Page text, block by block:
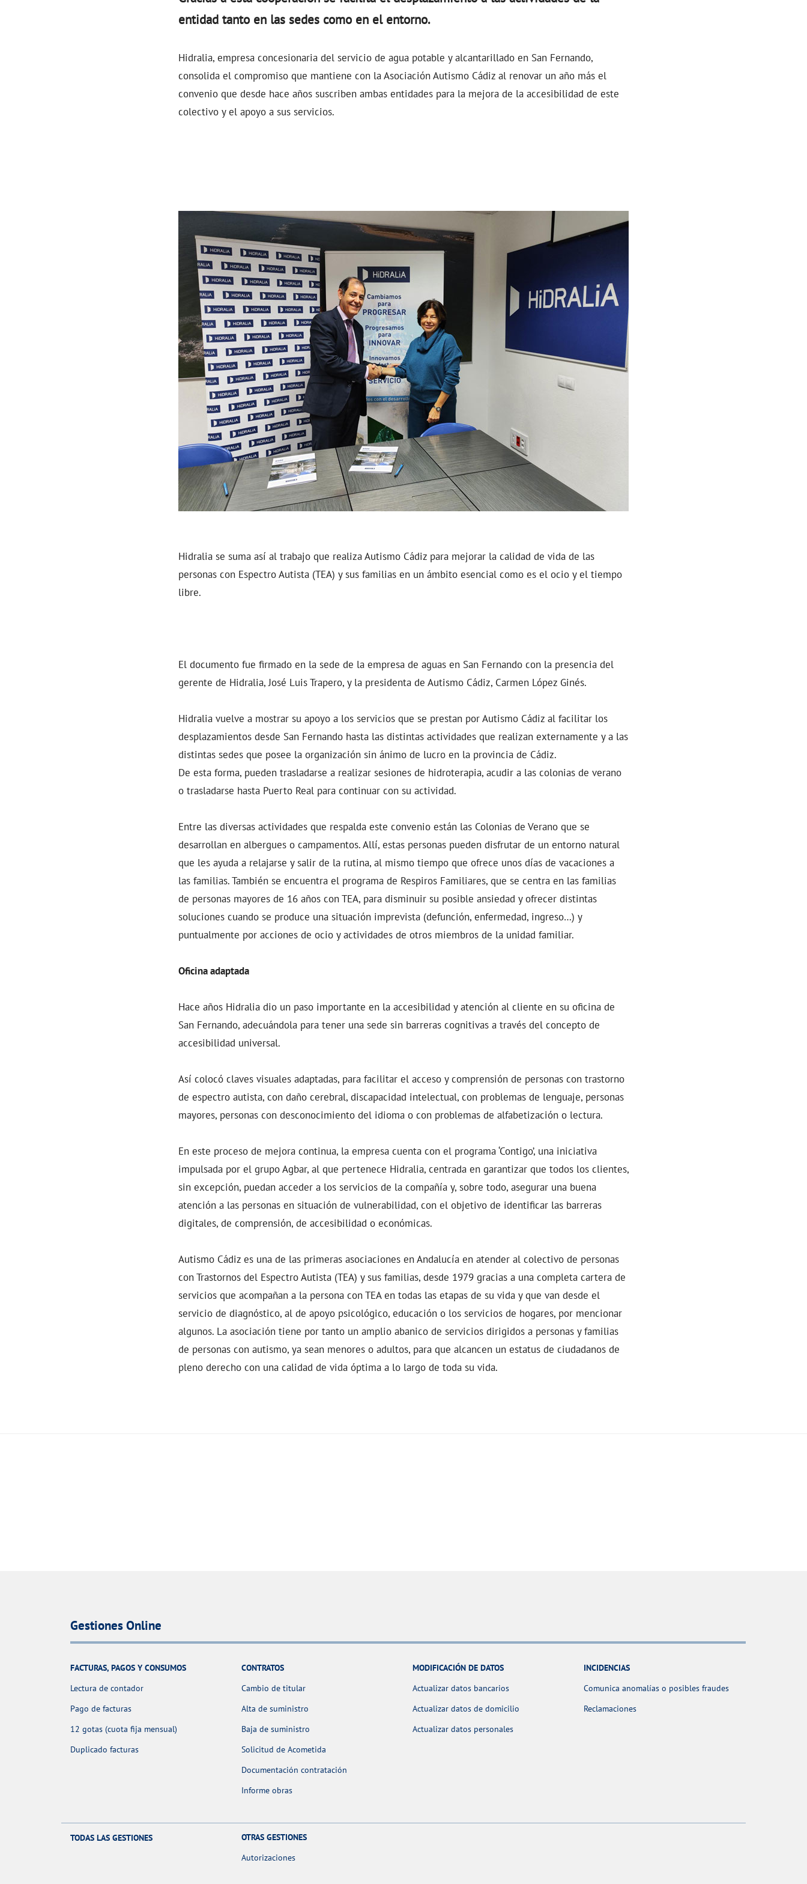
entidad tanto en las sedes como en el entorno.
Hidralia, empresa concesionaria del servicio de agua potable y alcantarillado en San Fernando,
consolida el compromiso que mantiene con la Asociación Autismo Cádiz al renovar un año más el
convenio que desde hace años suscriben ambas entidades para la mejora de la accesibilidad de este
colectivo y el apoyo a sus servicios.
Hidralia se suma así al trabajo que realiza Autismo Cádiz para mejorar la calidad de vida de las
personas con Espectro Autista (TEA) y sus familias en un ámbito esencial como es el ocio y el tiempo
libre.
El documento fue firmado en la sede de la empresa de aguas en San Fernando con la presencia del
gerente de Hidralia, José Luis Trapero, y la presidenta de Autismo Cádiz, Carmen López Ginés.
Hidralia vuelve a mostrar su apoyo a los servicios que se prestan por Autismo Cádiz al facilitar los
desplazamientos desde San Fernando hasta las distintas actividades que realizan externamente y a las
distintas sedes que posee la organización sin ánimo de lucro en la provincia de Cádiz.
De esta forma, pueden trasladarse a realizar sesiones de hidroterapia, acudir a las colonias de verano
o trasladarse hasta Puerto Real para continuar con su actividad.
Entre las diversas actividades que respalda este convenio están las Colonias de Verano que se
desarrollan en albergues o campamentos. Allí, estas personas pueden disfrutar de un entorno natural
que les ayuda a relajarse y salir de la rutina, al mismo tiempo que ofrece unos días de vacaciones a
las familias. También se encuentra el programa de Respiros Familiares, que se centra en las familias
de personas mayores de 16 años con TEA, para disminuir su posible ansiedad y ofrecer distintas
soluciones cuando se produce una situación imprevista (defunción, enfermedad, ingreso…) y
puntualmente por acciones de ocio y actividades de otros miembros de la unidad familiar.
Oficina adaptada
Hace años Hidralia dio un paso importante en la accesibilidad y atención al cliente en su oficina de
San Fernando, adecuándola para tener una sede sin barreras cognitivas a través del concepto de
accesibilidad universal.
Así colocó claves visuales adaptadas, para facilitar el acceso y comprensión de personas con trastorno
de espectro autista, con daño cerebral, discapacidad intelectual, con problemas de lenguaje, personas
mayores, personas con desconocimiento del idioma o con problemas de alfabetización o lectura.
En este proceso de mejora continua, la empresa cuenta con el programa ‘Contigo’, una iniciativa
impulsada por el grupo Agbar, al que pertenece Hidralia, centrada en garantizar que todos los clientes,
sin excepción, puedan acceder a los servicios de la compañía y, sobre todo, asegurar una buena
atención a las personas en situación de vulnerabilidad, con el objetivo de identificar las barreras
digitales, de comprensión, de accesibilidad o económicas.
Autismo Cádiz es una de las primeras asociaciones en Andalucía en atender al colectivo de personas
con Trastornos del Espectro Autista (TEA) y sus familias, desde 1979 gracias a una completa cartera de
servicios que acompañan a la persona con TEA en todas las etapas de su vida y que van desde el
servicio de diagnóstico, al de apoyo psicológico, educación o los servicios de hogares, por mencionar
algunos. La asociación tiene por tanto un amplio abanico de servicios dirigidos a personas y familias
de personas con autismo, ya sean menores o adultos, para que alcancen un estatus de ciudadanos de
pleno derecho con una calidad de vida óptima a lo largo de toda su vida.
Gestiones Online
FACTURAS, PAGOS Y CONSUMOS
Lectura de contador
Pago de facturas
12 gotas (cuota fija mensual)
Duplicado facturas
CONTRATOS
Cambio de titular
Alta de suministro
Baja de suministro
Solicitud de Acometida
Documentación contratación
Informe obras
MODIFICACIÓN DE DATOS
Actualizar datos bancarios
Actualizar datos de domicilio
Actualizar datos personales
INCIDENCIAS
Comunica anomalías o posibles fraudes
Reclamaciones
TODAS LAS GESTIONES
OTRAS GESTIONES
Autorizaciones